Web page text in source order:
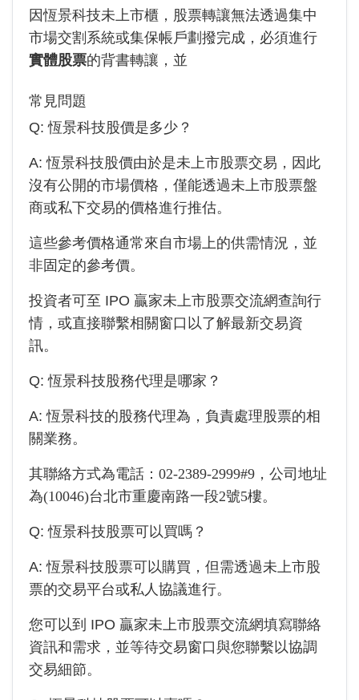
因恆景科技未上市櫃，股票轉讓無法透過集中
市場交割系統或集保帳戶劃撥完成，必須進行
實體股票的背書轉讓，並
常見問題
Q:恆景科技股價是多少？
A:恆景科技股價由於是未上市股票交易，因此
沒有公開的市場價格，僅能透過未上市股票盤
商或私下交易的價格進行推估。
這些參考價格通常來自市場上的供需情況，並
非固定的參考價。
投資者可至 IPO 贏家未上市股票交流網查詢行
情，或直接聯繫相關窗口以了解最新交易資
訊。
Q:恆景科技股務代理是哪家？
A:恆景科技的股務代理為 ，負責處理股票的相
關業務。
其聯絡方式為電話： 02-2389-2999#9 ，公司地址
為(10046)台北市重慶南路一段2號5樓。
Q:恆景科技股票可以買嗎？
A:恆景科技股票可以購買，但需透過未上市股
票的交易平台或私人協議進行。
您可以到 IPO 贏家未上市股票交流網填寫聯絡
資訊和需求，並等待交易窗口與您聯繫以協調
交易細節。